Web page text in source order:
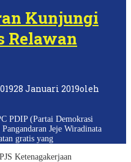
Kunjungi
Relawan
28 Januari 2019oleh
PDIP (Partai Demokrasi
Jeje Wiradinata
gratis yang